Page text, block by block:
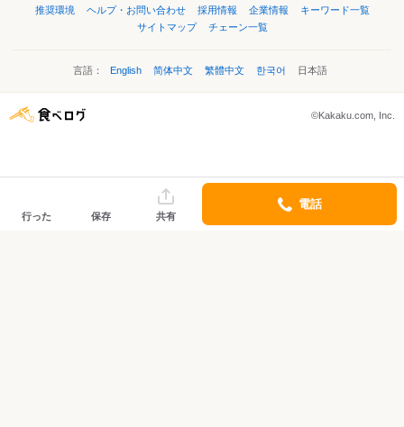
推奨環境
ヘルプ・お問い合わせ 採用情報 企業情報
キーワード一覧
サイトマップ
チェーン一覧
言語： English 简体中文 繁體中文 한국어 日本語
©Kakaku.com, Inc.
行った 保存 共有
電話